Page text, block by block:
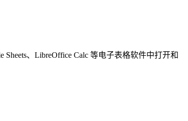
、LibreOffice Calc 等电子表格软件中打开和